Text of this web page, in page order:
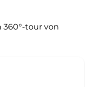
360°-tour von